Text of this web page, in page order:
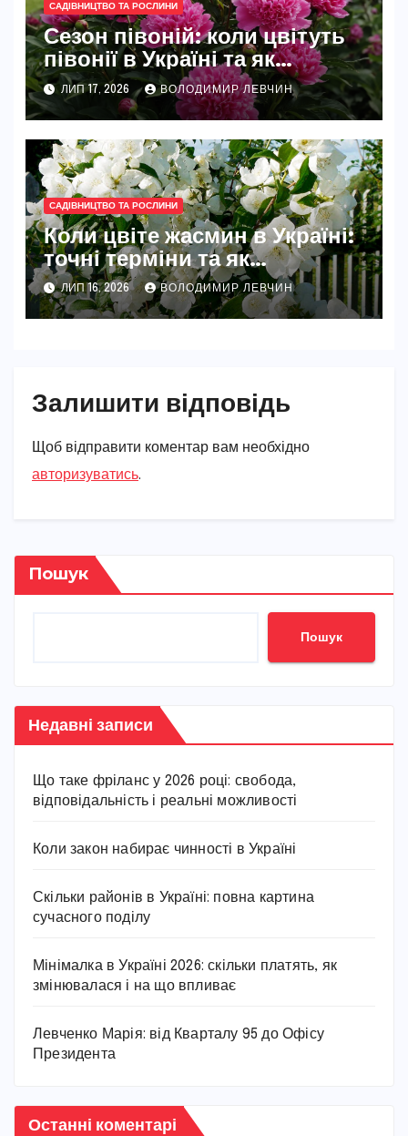
САДІВНИЦТВО ТА РОСЛИНИ
Сезон півоній: коли цвітуть
півонії в Україні та як
розкрити їхню повну красу
ЛИП 17, 2026 ВОЛОДИМИР ЛЕВЧИН
САДІВНИЦТВО ТА РОСЛИНИ
Коли цвіте жасмин в Україні:
точні терміни та як
забезпечити рясне цвітіння
ЛИП 16, 2026 ВОЛОДИМИР ЛЕВЧИН
Залишити відповідь
Щоб відправити коментар вам необхідно
авторизуватись.
Пошук
Пошук
Недавні записи
Що таке фріланс у 2026 році: свобода,
відповідальність і реальні можливості
Коли закон набирає чинності в Україні
Скільки районів в Україні: повна картина
сучасного поділу
Мінімалка в Україні 2026: скільки платять, як
змінювалася і на що впливає
Левченко Марія: від Кварталу 95 до Офісу
Президента
Останні коментарі